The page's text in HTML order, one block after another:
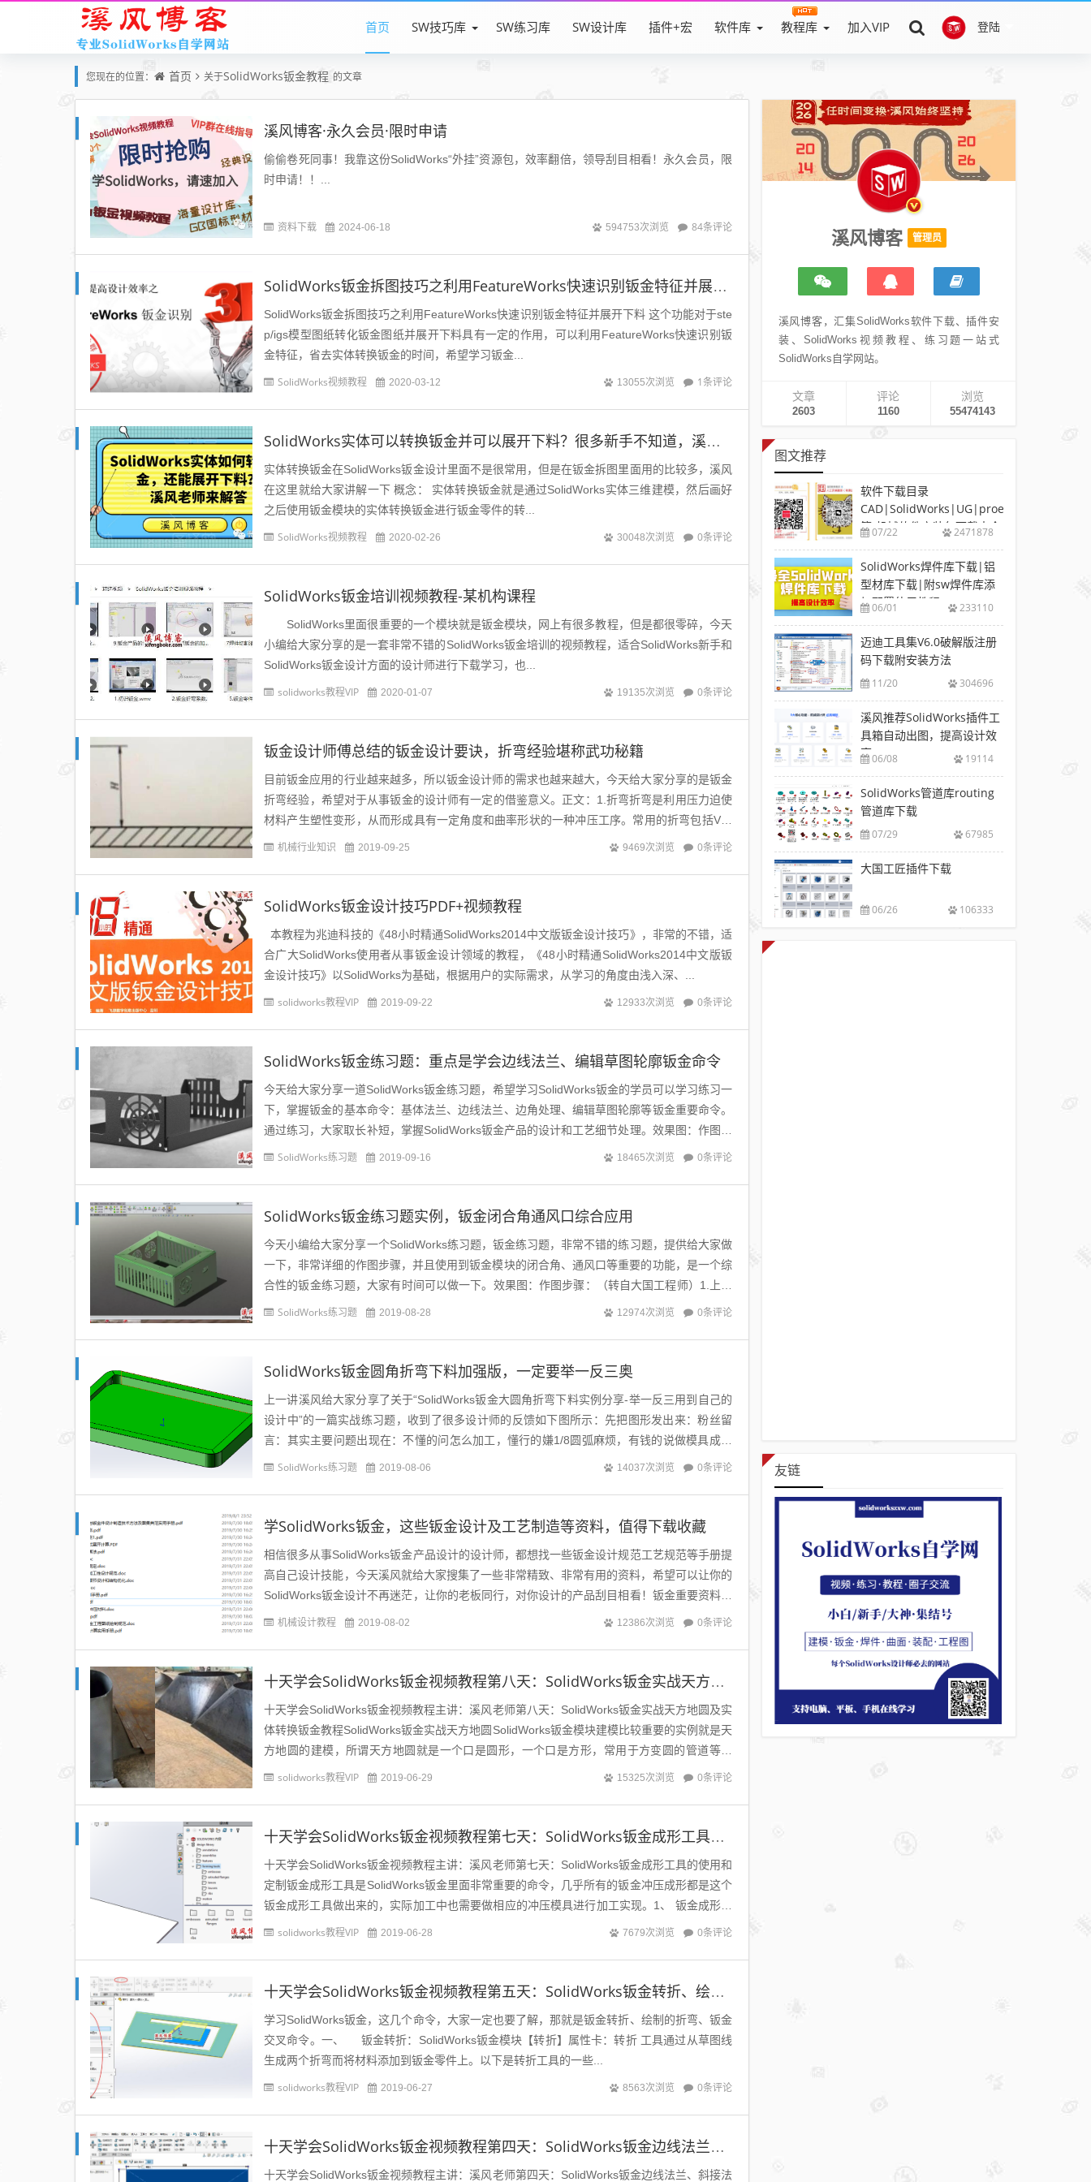
登陆
首页 SW技巧库 SW练习库 SW设计库 插件+宏 软件库 教程库 加入VIP
您现在的位置： 首页 关于SolidWorks钣金教程 的文章
溪风博客·永久会员·限时申请
偷偷卷死同事！我靠这份SolidWorks“外挂”资源包，效率翻倍，领导刮目相看！永久会员，限
时申请！！...
资料下载 2024-06-18 594753次浏览 84条评论
SolidWorks钣金拆图技巧之利用FeatureWorks快速识别钣金特征并展开下料
SolidWorks钣金拆图技巧之利用FeatureWorks快速识别钣金特征并展开下料 这个功能对于ste
p/igs模型图纸转化钣金图纸并展开下料具有一定的作用，可以利用FeatureWorks快速识别钣
金特征，省去实体转换钣金的时间，希望学习钣金...
SolidWorks视频教程 2020-03-12 13055次浏览 1条评论
SolidWorks实体可以转换钣金并可以展开下料？很多新手不知道，溪风实战讲解
实体转换钣金在SolidWorks钣金设计里面不是很常用，但是在钣金拆图里面用的比较多，溪风
在这里就给大家讲解一下 概念： 实体转换钣金就是通过SolidWorks实体三维建模，然后画好
之后使用钣金模块的实体转换钣金进行钣金零件的转...
SolidWorks视频教程 2020-02-26 30048次浏览 0条评论
SolidWorks钣金培训视频教程-某机构课程
SolidWorks里面很重要的一个模块就是钣金模块，网上有很多教程，但是都很零碎，今天
小编给大家分享的是一套非常不错的SolidWorks钣金培训的视频教程，适合SolidWorks新手和
SolidWorks钣金设计方面的设计师进行下载学习，也...
solidworks教程VIP 2020-01-07 19135次浏览 0条评论
钣金设计师傅总结的钣金设计要诀，折弯经验堪称武功秘籍
目前钣金应用的行业越来越多，所以钣金设计师的需求也越来越大，今天给大家分享的是钣金
折弯经验，希望对于从事钣金的设计师有一定的借鉴意义。正文：1.折弯折弯是利用压力迫使
材料产生塑性变形，从而形成具有一定角度和曲率形状的一种冲压工序。常用的折弯包括V型
折弯、Z型折弯和反压折弯等1.1折弯的高度钣金折弯高...
机械行业知识 2019-09-25 9469次浏览 0条评论
SolidWorks钣金设计技巧PDF+视频教程
本教程为兆迪科技的《48小时精通SolidWorks2014中文版钣金设计技巧》，非常的不错，适
合广大SolidWorks使用者从事钣金设计领域的教程，《48小时精通SolidWorks2014中文版钣
金设计技巧》以SolidWorks为基础，根据用户的实际需求，从学习的角度由浅入深、...
solidworks教程VIP 2019-09-22 12933次浏览 0条评论
SolidWorks钣金练习题：重点是学会边线法兰、编辑草图轮廓钣金命令
今天给大家分享一道SolidWorks钣金练习题，希望学习SolidWorks钣金的学员可以学习练习一
下，掌握钣金的基本命令：基体法兰、边线法兰、边角处理、编辑草图轮廓等钣金重要命令。
通过练习，大家取长补短，掌握SolidWorks钣金产品的设计和工艺细节处理。效果图：作图步
骤：（转自大国工程师）1...
SolidWorks练习题 2019-09-16 18465次浏览 0条评论
SolidWorks钣金练习题实例，钣金闭合角通风口综合应用
今天小编给大家分享一个SolidWorks练习题，钣金练习题，非常不错的练习题，提供给大家做
一下，非常详细的作图步骤，并且使用到钣金模块的闭合角、通风口等重要的功能，是一个综
合性的钣金练习题，大家有时间可以做一下。效果图：作图步骤：（转自大国工程师）1.上视
基准面，草绘矩形。2.基体法兰，厚度1.5...
SolidWorks练习题 2019-08-28 12974次浏览 0条评论
SolidWorks钣金圆角折弯下料加强版，一定要举一反三奥
上一讲溪风给大家分享了关于“SolidWorks钣金大圆角折弯下料实例分享-举一反三用到自己的
设计中”的一篇实战练习题，收到了很多设计师的反馈如下图所示：先把图形发出来：粉丝留
言：其实主要问题出现在：不懂的问怎么加工，懂行的嫌1/8圆弧麻烦，有钱的说做模具成型
等等问题，这里溪风只想说：感谢大家的积极...
SolidWorks练习题 2019-08-06 14037次浏览 0条评论
学SolidWorks钣金，这些钣金设计及工艺制造等资料，值得下载收藏
相信很多从事SolidWorks钣金产品设计的设计师，都想找一些钣金设计规范工艺规范等手册提
高自己设计技能，今天溪风就给大家搜集了一些非常精致、非常有用的资料，希望可以让你的
SolidWorks钣金设计不再迷茫，让你的老板同行，对你设计的产品刮目相看！钣金重要资料目
录：<钣金设计资料手册规范&...
机械设计教程 2019-08-02 12386次浏览 0条评论
十天学会SolidWorks钣金视频教程第八天：SolidWorks钣金实战天方地圆及实体转换钣金教程
十天学会SolidWorks钣金视频教程主讲：溪风老师第八天：SolidWorks钣金实战天方地圆及实
体转换钣金教程SolidWorks钣金实战天方地圆SolidWorks钣金模块建模比较重要的实例就是天
方地圆的建模，所谓天方地圆就是一个口是圆形，一个口是方形，常用于方变圆的管道等产
品，如下图所示：...
solidworks教程VIP 2019-06-29 15325次浏览 0条评论
十天学会SolidWorks钣金视频教程第七天：SolidWorks钣金成形工具的使用和定制
十天学会SolidWorks钣金视频教程主讲：溪风老师第七天：SolidWorks钣金成形工具的使用和
定制钣金成形工具是SolidWorks钣金里面非常重要的命令，几乎所有的钣金冲压成形都是这个
钣金成形工具做出来的，实际加工中也需要做相应的冲压模具进行加工实现。1、 钣金成形工
具的调用：成型工具默认...
solidworks教程VIP 2019-06-28 7679次浏览 0条评论
十天学会SolidWorks钣金视频教程第五天：SolidWorks钣金转折、绘制的折弯、交叉命令工具的讲解
学习SolidWorks钣金，这几个命令，大家一定也要了解，那就是钣金转折、绘制的折弯、钣金
交叉命令。一、 钣金转折：SolidWorks钣金模块【转折】属性卡：转折 工具通过从草图线
生成两个折弯而将材料添加到钣金零件上。以下是转折工具的一些...
solidworks教程VIP 2019-06-27 8563次浏览 0条评论
十天学会SolidWorks钣金视频教程第四天：SolidWorks钣金边线法兰、斜接法兰、褶边命令工具的讲解
十天学会SolidWorks钣金视频教程主讲：溪风老师第四天：SolidWorks钣金边线法兰、斜接法
溪风博客 管理员
溪风博客，汇集SolidWorks软件下载、插件安
装、SolidWorks视频教程、练习题一站式
SolidWorks自学网站。
文章
2603
评论
1160
浏览
55474143
图文推荐
软件下载目录
CAD|SolidWorks|UG|proe
等-机械软件安装包下载大全
07/22 2471878
SolidWorks焊件库下载|铝
型材库下载|附sw焊件库添
加配置使用教程
06/01 233110
迈迪工具集V6.0破解版注册
码下载附安装方法
11/20 304696
溪风推荐SolidWorks插件工
具箱自动出图，提高设计效
率06/08 19114
SolidWorks管道库routing
管道库下载
07/29 67985
大国工匠插件下载
06/26 106333
友链